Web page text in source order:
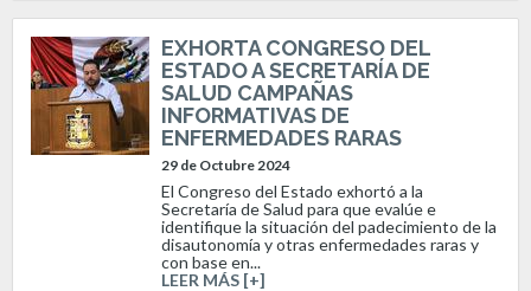
EXHORTA CONGRESO DEL
ESTADO A SECRETARÍA DE
SALUD CAMPAÑAS
INFORMATIVAS DE
ENFERMEDADES RARAS
29 de Octubre 2024
El Congreso del Estado exhortó a la
Secretaría de Salud para que evalúe e
identifique la situación del padecimiento de la
disautonomía y otras enfermedades raras y
con base en...
LEER MÁS [+]